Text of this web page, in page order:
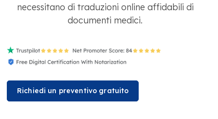
necessitano di traduzioni online affidabili di
documenti medici.
Richiedi un preventivo gratuito